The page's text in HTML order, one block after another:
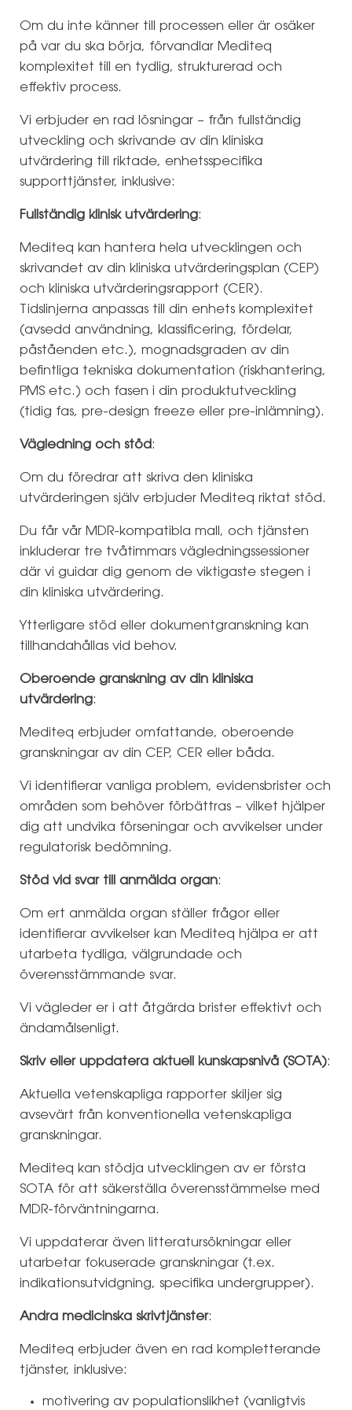
Om du inte känner till processen eller är osäker
på var du ska börja, förvandlar Mediteq
komplexitet till en tydlig, strukturerad och
effektiv process.
Vi erbjuder en rad lösningar – från fullständig
utveckling och skrivande av din kliniska
utvärdering till riktade, enhetsspecifika
supporttjänster, inklusive:
Fullständig klinisk utvärdering:
Mediteq kan hantera hela utvecklingen och
skrivandet av din kliniska utvärderingsplan (CEP)
och kliniska utvärderingsrapport (CER).
Tidslinjerna anpassas till din enhets komplexitet
(avsedd användning, klassificering, fördelar,
påståenden etc.), mognadsgraden av din
befintliga tekniska dokumentation (riskhantering,
PMS etc.) och fasen i din produktutveckling
(tidig fas, pre-design freeze eller pre-inlämning).
Vägledning och stöd:
Om du föredrar att skriva den kliniska
utvärderingen själv erbjuder Mediteq riktat stöd.
Du får vår MDR-kompatibla mall, och tjänsten
inkluderar tre tvåtimmars vägledningssessioner
där vi guidar dig genom de viktigaste stegen i
din kliniska utvärdering.
Ytterligare stöd eller dokumentgranskning kan
tillhandahållas vid behov.
Oberoende granskning av din kliniska
utvärdering:
Mediteq erbjuder omfattande, oberoende
granskningar av din CEP, CER eller båda.
Vi identifierar vanliga problem, evidensbrister och
områden som behöver förbättras – vilket hjälper
dig att undvika förseningar och avvikelser under
regulatorisk bedömning.
Stöd vid svar till anmälda organ:
Om ert anmälda organ ställer frågor eller
identifierar avvikelser kan Mediteq hjälpa er att
utarbeta tydliga, välgrundade och
överensstämmande svar.
Vi vägleder er i att åtgärda brister effektivt och
ändamålsenligt.
Skriv eller uppdatera aktuell kunskapsnivå (SOTA):
Aktuella vetenskapliga rapporter skiljer sig
avsevärt från konventionella vetenskapliga
granskningar.
Mediteq kan stödja utvecklingen av er första
SOTA för att säkerställa överensstämmelse med
MDR-förväntningarna.
Vi uppdaterar även litteratursökningar eller
utarbetar fokuserade granskningar (t.ex.
indikationsutvidgning, specifika undergrupper).
Andra medicinska skrivtjänster:
Mediteq erbjuder även en rad kompletterande
tjänster, inklusive:
motivering av populationslikhet (vanligtvis